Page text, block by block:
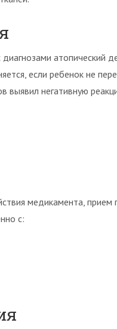
атопический
если ребенок не
негативную
медикамента, прием
с: